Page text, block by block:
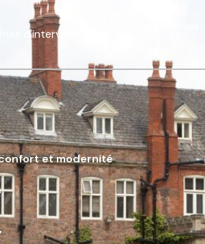
d'interventions
et modernité